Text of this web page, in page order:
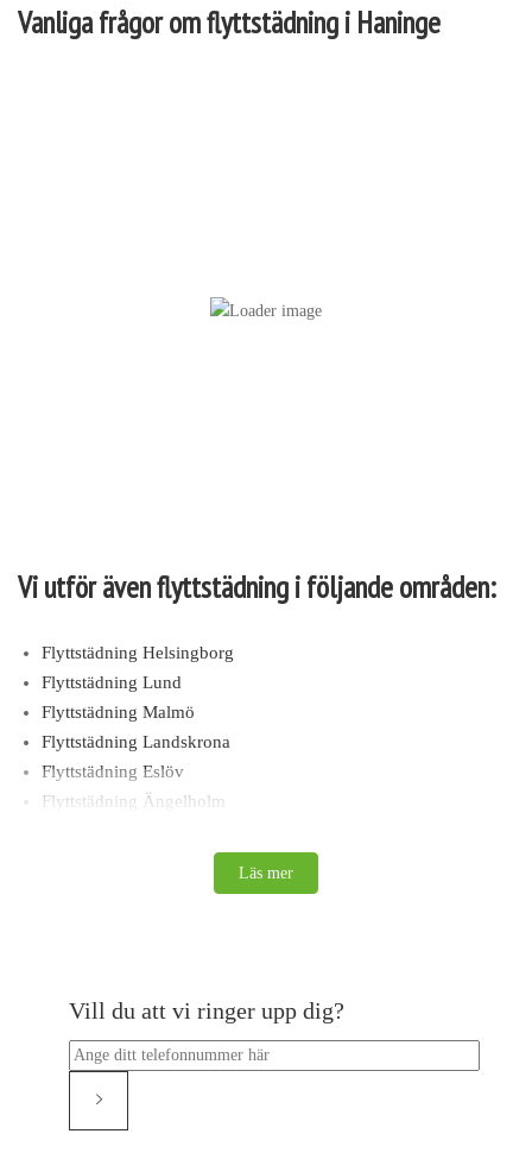
Vanliga frågor om flyttstädning i Haninge
Vi utför även flyttstädning i följande områden:
Flyttstädning Helsingborg
Flyttstädning Lund
Flyttstädning Malmö
Flyttstädning Landskrona
Flyttstädning Eslöv
Flyttstädning Ängelholm
Flyttstädning Värmdö
Flyttstädning Växjö
Flyttstädning Uppsala
Flyttstädning Täby
Flyttstädning Trelleborg
Läs mer
Vill du att vi ringer upp dig?